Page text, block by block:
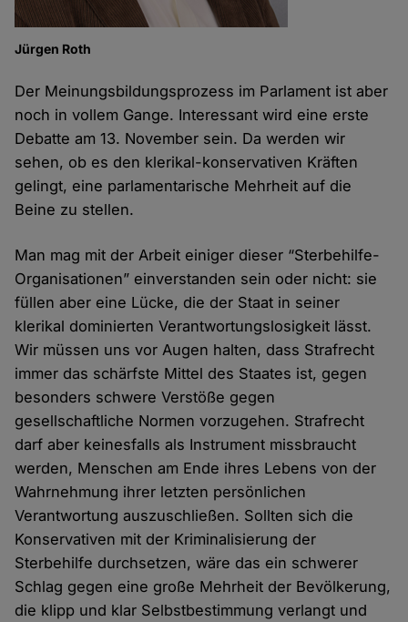
Jürgen Roth
Der Meinungsbildungsprozess im Parlament ist aber
noch in vollem Gange. Interessant wird eine erste
Debatte am 13. November sein. Da werden wir
sehen, ob es den klerikal-konservativen Kräften
gelingt, eine parlamentarische Mehrheit auf die
Beine zu stellen.
Man mag mit der Arbeit einiger dieser “Sterbehilfe-
Organisationen” einverstanden sein oder nicht: sie
füllen aber eine Lücke, die der Staat in seiner
klerikal dominierten Verantwortungslosigkeit lässt.
Wir müssen uns vor Augen halten, dass Strafrecht
immer das schärfste Mittel des Staates ist, gegen
besonders schwere Verstöße gegen
gesellschaftliche Normen vorzugehen. Strafrecht
darf aber keinesfalls als Instrument missbraucht
werden, Menschen am Ende ihres Lebens von der
Wahrnehmung ihrer letzten persönlichen
Verantwortung auszuschließen. Sollten sich die
Konservativen mit der Kriminalisierung der
Sterbehilfe durchsetzen, wäre das ein schwerer
Schlag gegen eine große Mehrheit der Bevölkerung,
die klipp und klar Selbstbestimmung verlangt und